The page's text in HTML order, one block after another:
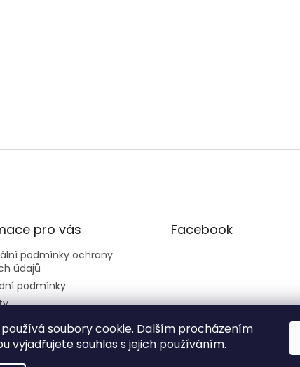
soubory cookie. Dalším procházením
vyjadřujete souhlas s jejich používáním.
pro vás
podmínky ochrany
údajů
podmínky
Facebook